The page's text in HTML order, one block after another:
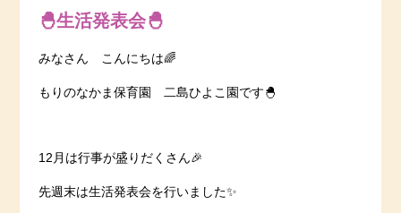
🐣生活発表会🐣
みなさん こんにちは🌈
もりのなかま保育園 二島ひよこ園です🐣
12月は行事が盛りだくさん🎉
先週末は生活発表会を行いました✨